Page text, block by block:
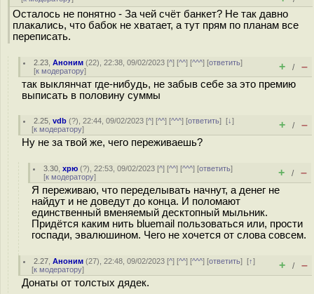
Осталось не понятно - За чей счёт банкет? Не так давно
плакались, что бабок не хватает, а тут прям по планам все
переписать.
2.23 ,Аноним (22), 22:38, 09/02/2023 [^] [^^] [^^^] [ответить]
[к модератору] + / –
так выклянчат где-нибудь, не забыв себе за это премию
выписать в половину суммы
2.25 ,vdb (?), 22:44, 09/02/2023 [^] [^^] [^^^] [ответить][↓]
[к модератору] + / –
Ну не за твой же, чего переживаешь?
3.30 ,хрю (?), 22:53, 09/02/2023 [^] [^^] [^^^] [ответить]
[к модератору] + / –
Я переживаю, что переделывать начнут, а денег не
найдут и не доведут до конца. И поломают
единственный вменяемый десктопный мыльник.
Придётся каким нить bluemail пользоваться или, прости
госпади, эвалюшином. Чего не хочется от слова совсем.
2.27 ,Аноним (27), 22:48, 09/02/2023 [^] [^^] [^^^] [ответить][↑]
[к модератору] + / –
Донаты от толстых дядек.